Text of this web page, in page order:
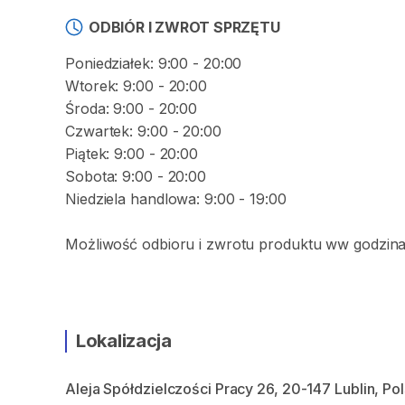
ODBIÓR I ZWROT SPRZĘTU
Poniedziałek: 9:00 - 20:00
Wtorek: 9:00 - 20:00
Środa: 9:00 - 20:00
Czwartek: 9:00 - 20:00
Piątek: 9:00 - 20:00
Sobota: 9:00 - 20:00
Niedziela handlowa: 9:00 - 19:00
Możliwość odbioru i zwrotu produktu ww
Lokalizacja
Aleja Spółdzielczości Pracy 26, 20-147 Lublin,